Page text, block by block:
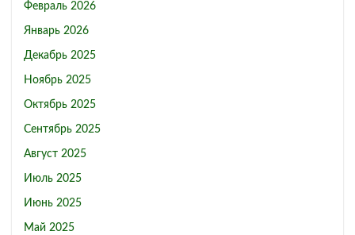
Февраль 2026
Январь 2026
Декабрь 2025
Ноябрь 2025
Октябрь 2025
Сентябрь 2025
Август 2025
Июль 2025
Июнь 2025
Май 2025